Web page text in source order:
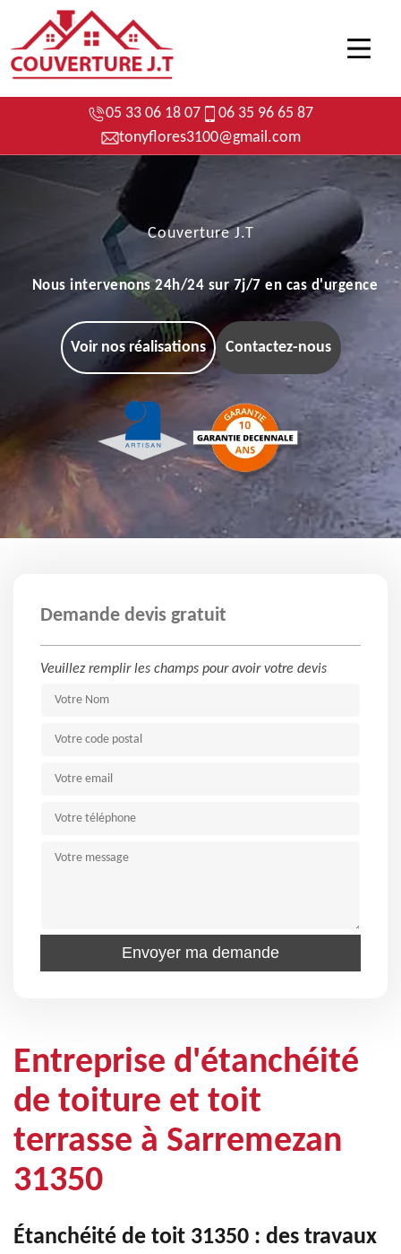
05 33 06 18 07
06 35 96 65 87
tonyflores3100@gmail.com
Couverture J.T
Nous intervenons 24h/24 sur 7j/7 en cas d'urgence
Voir nos réalisations Contactez-nous
Demande devis gratuit
Veuillez remplir les champs pour avoir votre devis
Entreprise d'étanchéité
de toiture et toit
terrasse à Sarremezan
31350
Étanchéité de toit 31350 : des travaux